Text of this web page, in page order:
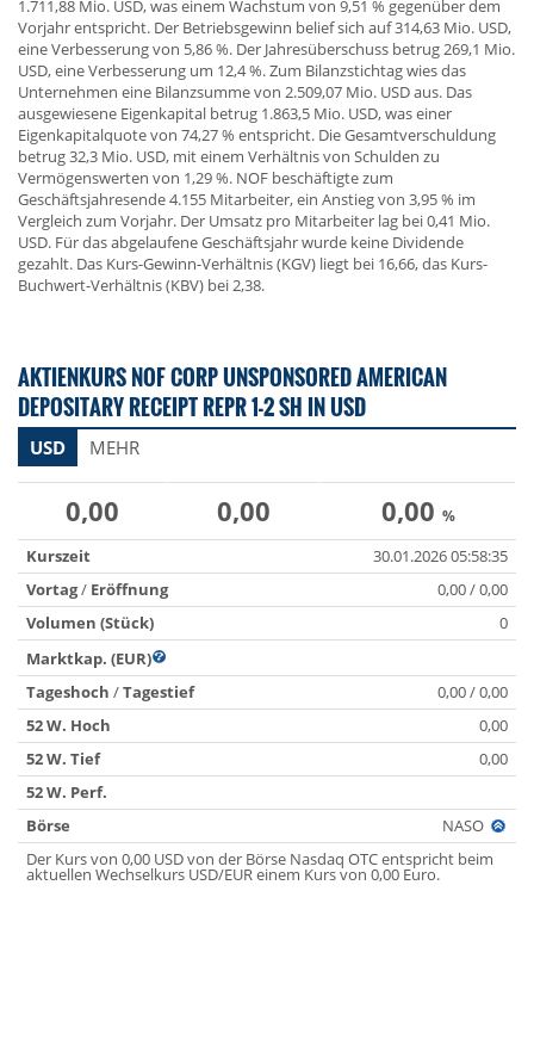
1.711,88 Mio. USD, was einem Wachstum von 9,51 % gegenüber dem
Vorjahr entspricht. Der Betriebsgewinn belief sich auf 314,63 Mio. USD,
eine Verbesserung von 5,86 %. Der Jahresüberschuss betrug 269,1 Mio.
USD, eine Verbesserung um 12,4 %. Zum Bilanzstichtag wies das
Unternehmen eine Bilanzsumme von 2.509,07 Mio. USD aus. Das
ausgewiesene Eigenkapital betrug 1.863,5 Mio. USD, was einer
Eigenkapitalquote von 74,27 % entspricht. Die Gesamtverschuldung
betrug 32,3 Mio. USD, mit einem Verhältnis von Schulden zu
Vermögenswerten von 1,29 %. NOF beschäftigte zum
Geschäftsjahresende 4.155 Mitarbeiter, ein Anstieg von 3,95 % im
Vergleich zum Vorjahr. Der Umsatz pro Mitarbeiter lag bei 0,41 Mio.
USD. Für das abgelaufene Geschäftsjahr wurde keine Dividende
gezahlt. Das Kurs-Gewinn-Verhältnis (KGV) liegt bei 16,66, das Kurs-
Buchwert-Verhältnis (KBV) bei 2,38.
AKTIENKURS NOF CORP UNSPONSORED AMERICAN
DEPOSITARY RECEIPT REPR 1-2 SH IN USD
USD MEHR
0,00 0,00 0,00 %
Kurszeit
30.01.2026 05:58:35
Vortag/ Eröffnung
0,00 / 0,00
Volumen (Stück)
0
Marktkap. (EUR)
Tageshoch /Tagestief
0,00 / 0,00
52 W. Hoch
0,00
52 W. Tief
0,00
52 W. Perf.
Börse
NASO
Der Kurs von 0,00 USD von der Börse Nasdaq OTC entspricht beim
aktuellen Wechselkurs USD/EUR einem Kurs von 0,00 Euro.